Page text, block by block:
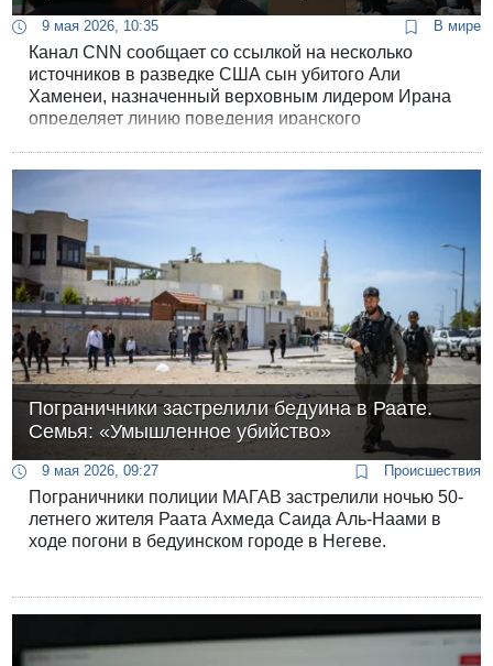
9 мая 2026, 10:35 В мире
Канал CNN сообщает со ссылкой на несколько
источников в разведке США сын убитого Али
Хаменеи, назначенный верховным лидером Ирана
определяет линию поведения иранского
Пограничники застрелили бедуина в Раате.
Семья: «Умышленное убийство»
9 мая 2026, 09:27 Происшествия
Пограничники полиции МАГАВ застрелили ночью 50-
летнего жителя Раата Ахмеда Саида Аль-Наами в
ходе погони в бедуинском городе в Негеве.